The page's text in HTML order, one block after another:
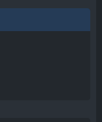
08:25